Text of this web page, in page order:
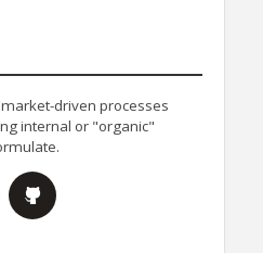
driven processes
internal or "organic"